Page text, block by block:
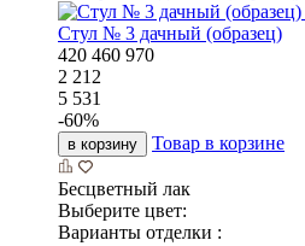
Стул № 3 дачный (образец)
420 460 970
2 212
5 531
-60%
в корзину Товар в корзине
Бесцветный лак
Выберите цвет:
Варианты отделки :